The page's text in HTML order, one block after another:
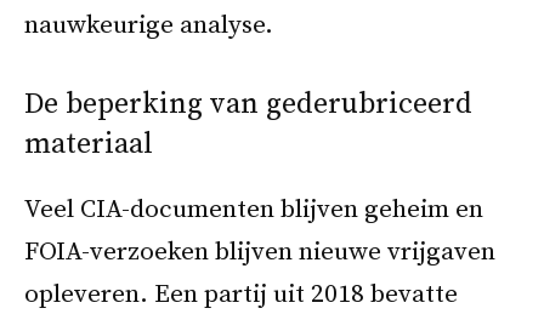
nauwkeurige analyse.
De beperking van gederubriceerd
materiaal
Veel CIA-documenten blijven geheim en
FOIA-verzoeken blijven nieuwe vrijgaven
opleveren. Een partij uit 2018 bevatte